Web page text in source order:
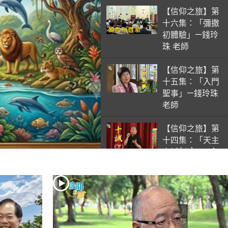
【信仰之旅】第
十六集：「彌撒
初體驗」—錢玲
珠 老師
【信仰之旅】第
十五集：「入門
聖事」—錢玲珠
老師
【信仰之旅】第
十四集：「天主
十誡(下)」—金
【信仰之旅】第
十三集：「天主
十誡(上)」—金
毓瑋 神父